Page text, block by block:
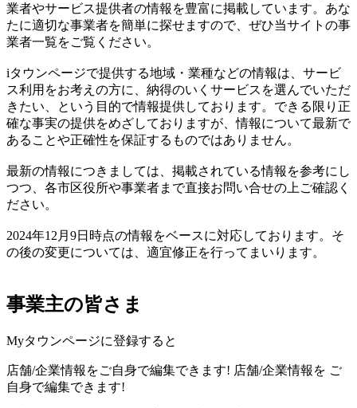
業者やサービス提供者の情報を豊富に掲載しています。あな
たに適切な事業者を簡単に探せますので、ぜひ当サイトの事
業者一覧をご覧ください。
iタウンページで提供する地域・業種などの情報は、サービ
ス利用をお考えの方に、納得のいくサービスを選んでいただ
きたい、という目的で情報提供しております。できる限り正
確な事実の提供をめざしておりますが、情報について最新で
あることや正確性を保証するものではありません。
最新の情報につきましては、掲載されている情報を参考にし
つつ、各市区役所や事業者まで直接お問い合せの上ご確認く
ださい。
2024年12月9日時点の情報をベースに対応しております。そ
の後の変更については、適宜修正を行ってまいります。
事業主の皆さま
Myタウンページに登録すると
店舗/企業情報をご自身で編集できます! 店舗/企業情報を ご
自身で編集できます!